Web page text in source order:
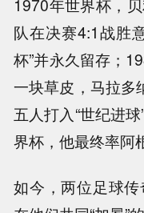
1970年世界杯，
队在决赛4:1战胜
杯”并永久留存；
一块草皮，马拉多
五人打入“世纪进
界杯，他最终率阿
如今，两位足球